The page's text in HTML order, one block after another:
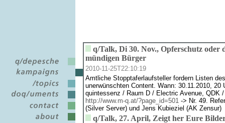
q/Talk, Di 30. Nov., Opferschutz oder
mündigen Bürger
2010-11-25T22:10:19
Amtliche Stopptaferlaufsteller fordern Listen
unerwünschten Content. Wann: 30.11.2010, 20
quintessenz / Raum D / Electric Avenue, QDK
http://www.m-q.at/?page_id=501 -> Nr. 49.
(Silver Server) und Jens Kubieziel (AK Zensur)
q/Talk, 27. April, Zeigt her Eure